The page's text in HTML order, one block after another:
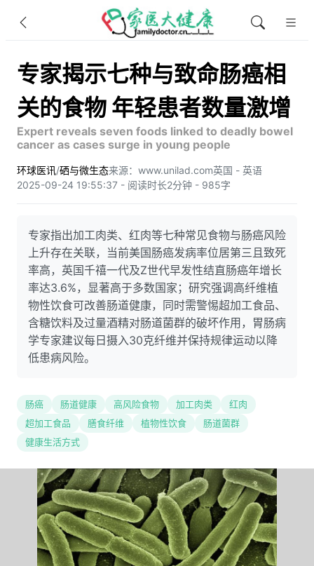
专家揭示七种与致命肠癌相
关的食物 年轻患者数量激增
Expert reveals seven foods linked to deadly bowel
cancer as cases surge in young people
环球医讯/硒与微生态来源：www.unilad.com英国 - 英语
2025-09-24 19:55:37 - 阅读时长2分钟 - 985字
专家指出加工肉类、红肉等七种常见食物与肠癌风险
上升存在关联，当前美国肠癌发病率位居第三且致死
率高，英国千禧一代及Z世代早发性结直肠癌年增长
率达3.6%，显著高于多数国家；研究强调高纤维植
物性饮食可改善肠道健康，同时需警惕超加工食品、
含糖饮料及过量酒精对肠道菌群的破坏作用，胃肠病
学专家建议每日摄入30克纤维并保持规律运动以降
低患病风险。
肠癌 肠道健康 高风险食物 加工肉类
红肉
超加工食品
膳食纤维 植物性饮食
肠道菌群
健康生活方式